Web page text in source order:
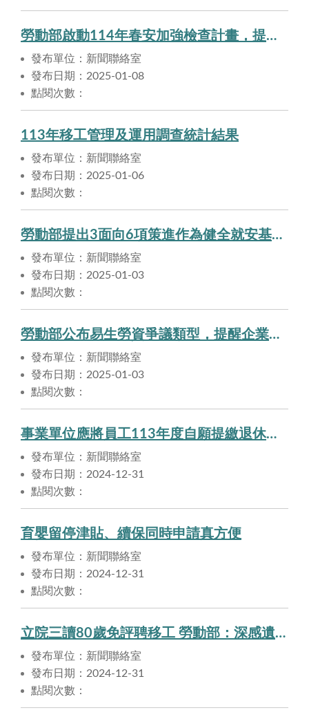
勞動部啟動114年春安加強檢查計畫，提醒業者年節職災預防不鬆懈
發布單位：新聞聯絡室
發布日期：2025-01-08
點閱次數：
113年移工管理及運用調查統計結果
發布單位：新聞聯絡室
發布日期：2025-01-06
點閱次數：
勞動部提出3面向6項策進作為健全就安基金管理
發布單位：新聞聯絡室
發布日期：2025-01-03
點閱次數：
勞動部公布易生勞資爭議類型，提醒企業注意法遵維護勞工權益
發布單位：新聞聯絡室
發布日期：2025-01-03
點閱次數：
事業單位應將員工113年度自願提繳退休金金額，於申報薪資所得總額中扣除
發布單位：新聞聯絡室
發布日期：2024-12-31
點閱次數：
育嬰留停津貼、續保同時申請真方便
發布單位：新聞聯絡室
發布日期：2024-12-31
點閱次數：
立院三讀80歲免評聘移工 勞動部：深感遺憾，重症家庭照顧權益將受衝擊
發布單位：新聞聯絡室
發布日期：2024-12-31
點閱次數：